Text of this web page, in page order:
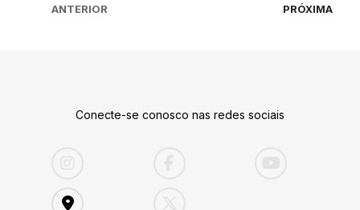
ANTERIOR PRÓXIMA
Conecte-se conosco nas redes sociais